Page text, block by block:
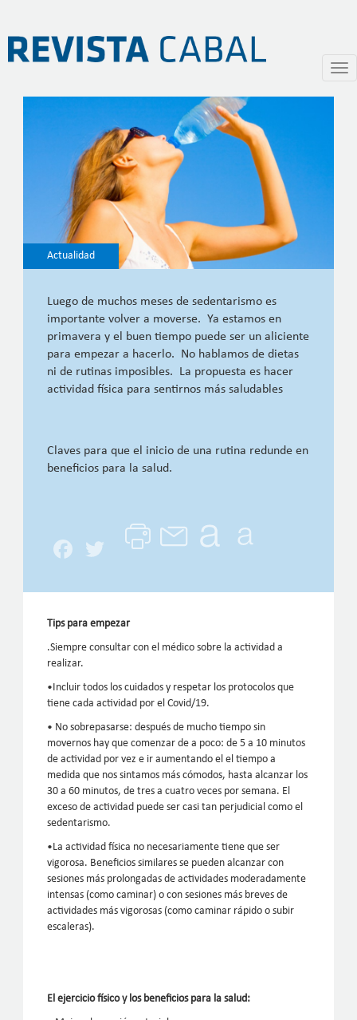
Pasar
contenido
Volver a movernos
Actualidad
Luego de muchos meses de sedentarismo es
importante volver a moverse. Ya estamos en
primavera y el buen tiempo puede ser un aliciente
para empezar a hacerlo. No hablamos de dietas
ni de rutinas imposibles. La propuesta es hacer
actividad física para sentirnos más saludables
Claves para que el inicio de una rutina redunde en
beneficios para la salud.
Facebook
Twitter
Tips para empezar
.Siempre consultar con el médico sobre la actividad a
realizar.
•Incluir todos los cuidados y respetar los protocolos que
tiene cada actividad por el Covid/19.
• No sobrepasarse: después de mucho tiempo sin
movernos hay que comenzar de a poco: de 5 a 10 minutos
de actividad por vez e ir aumentando el el tiempo a
medida que nos sintamos más cómodos, hasta alcanzar los
30 a 60 minutos, de tres a cuatro veces por semana. El
exceso de actividad puede ser casi tan perjudicial como el
sedentarismo.
•La actividad física no necesariamente tiene que ser
vigorosa. Beneficios similares se pueden alcanzar con
sesiones más prolongadas de actividades moderadamente
intensas (como caminar) o con sesiones más breves de
actividades más vigorosas (como caminar rápido o subir
escaleras).
El ejercicio físico y los beneficios para la salud: